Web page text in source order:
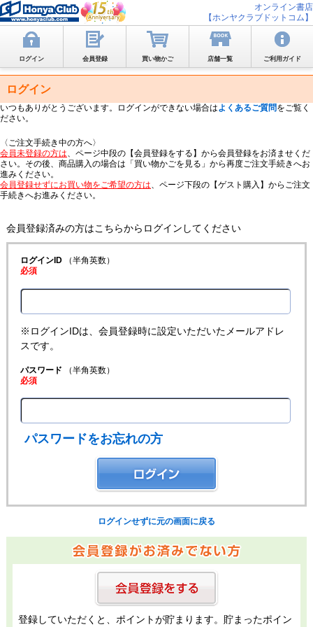
オンライン書店
【ホンヤクラブドットコム】
ログイン 会員登録 買い物かご 店舗一覧 ご利用ガイド
ログイン
いつもありがとうございます。ログインができない場合はよくあるご質問をご覧く
ださい。
〈ご注文手続き中の方へ〉
会員未登録の方は、ページ中段の【会員登録をする】から会員登録をお済ませくだ
さい。その後、商品購入の場合は「買い物かごを見る」から再度ご注文手続きへお
進みください。
会員登録せずにお買い物をご希望の方は、ページ下段の【ゲスト購入】からご注文
手続きへお進みください。
会員登録済みの方はこちらからログインしてください
ログインID（半角英数）
必須
※ログインIDは、会員登録時に設定いただいたメールアドレ
スです。
パスワード （半角英数）
必須
パスワードをお忘れの方
ログインせずに元の画面に戻る
登録していただくと、ポイントが貯まります。貯まったポイン